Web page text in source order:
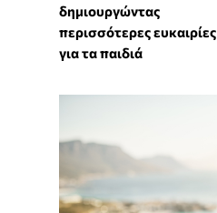
δημιουργώντας
περισσότερες ευκαιρίες
για τα παιδιά